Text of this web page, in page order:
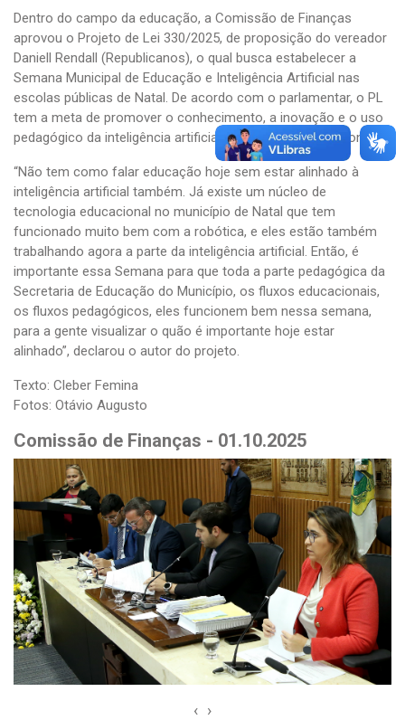
Dentro do campo da educação, a Comissão de Finanças
aprovou o Projeto de Lei 330/2025, de proposição do vereador
Daniell Rendall (Republicanos), o qual busca estabelecer a
Semana Municipal de Educação e Inteligência Artificial nas
escolas públicas de Natal. De acordo com o parlamentar, o PL
tem a meta de promover o conhecimento, a inovação e o uso
pedagógico da inteligência artificial no ambiente educacional.
“Não tem como falar educação hoje sem estar alinhado à
inteligência artificial também. Já existe um núcleo de
tecnologia educacional no município de Natal que tem
funcionado muito bem com a robótica, e eles estão também
trabalhando agora a parte da inteligência artificial. Então, é
importante essa Semana para que toda a parte pedagógica da
Secretaria de Educação do Município, os fluxos educacionais,
os fluxos pedagógicos, eles funcionem bem nessa semana,
para a gente visualizar o quão é importante hoje estar
alinhado”, declarou o autor do projeto.
Texto: Cleber Femina
Fotos: Otávio Augusto
Comissão de Finanças - 01.10.2025
‹ ›